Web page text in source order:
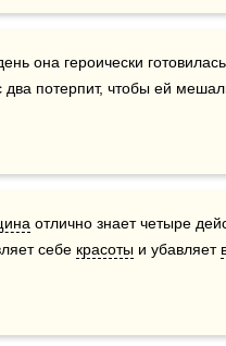
два потерпит, чтобы ей
отлично знает четыре
себе красоты и убавляет